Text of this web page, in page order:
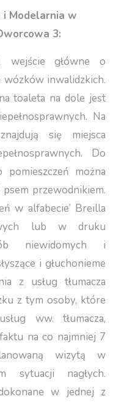
i Modelarnia w
3:
wejście główne o
inwalidzkich.
toaleta na dole jest
Na
się miejsca
Do
można
przewodnikiem.
w alfabecie’ Breilla
lub w druku
niewidomych i
i głuchonieme
z usług tłumacza
z tym osoby, które
ww. tłumacza,
na co najmniej 7
wizytą w
sytuacji nagłych.
w jednej z